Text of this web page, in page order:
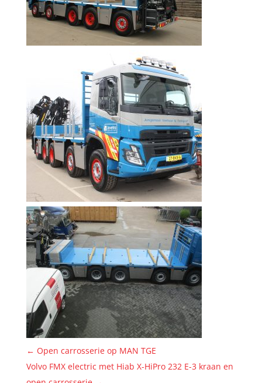
← Open carrosserie op MAN TGE
Volvo FMX electric met Hiab X-HiPro 232 E-3 kraan en